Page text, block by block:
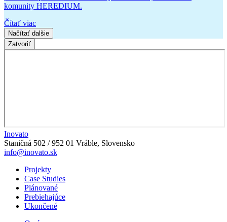
komunity HEREDIUM.
Čítať viac
Načítať dalšie
Zatvoriť
Inovato
Staničná 502 / 952 01 Vráble, Slovensko
info@inovato.sk
Projekty
Case Studies
Plánované
Prebiehajúce
Ukončené